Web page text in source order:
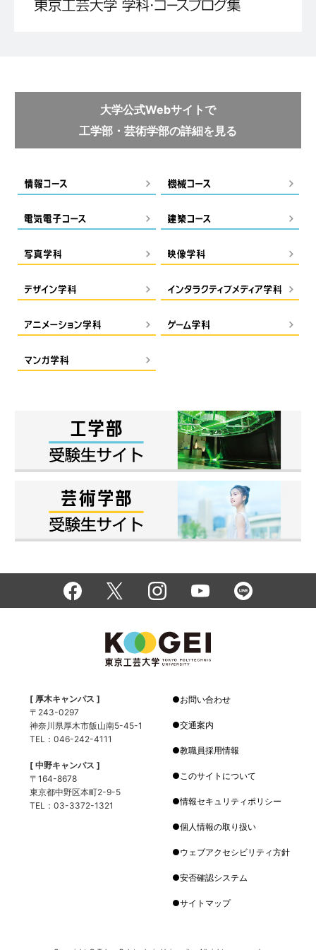
大学公式Webサイトで
工学部・芸術学部の詳細を見る
[ 厚木キャンパス ]
〒243-0297
神奈川県厚木市飯山南5-45-1
TEL：046-242-4111
[ 中野キャンパス ]
〒164-8678
東京都中野区本町2-9-5
TEL：03-3372-1321
お問い合わせ
交通案内
教職員採用情報
このサイトについて
情報セキュリティポリシー
個人情報の取り扱い
ウェブアクセシビリティ方針
安否確認システム
サイトマップ